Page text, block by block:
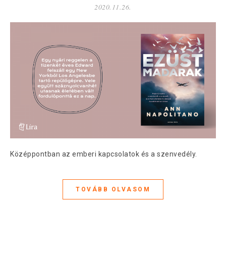
2020.11.26.
Középpontban az emberi kapcsolatok és a szenvedély.
TOVÁBB OLVASOM